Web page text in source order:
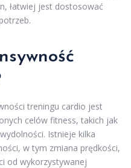
łatwiej jest dostosować
treningu cardio jest
celów fitness, takich jak
Istnieje kilka
w tym zmiana prędkości,
od wykorzystywanej